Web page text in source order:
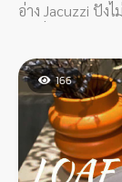
อ่าง Jacuzzi ปัง
หลายที่ก็สรุปได้
Private มีอ่าง มีส
166